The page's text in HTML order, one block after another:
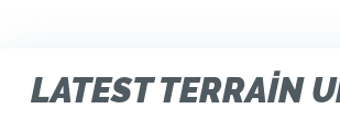
İLETIŞIM
LATEST TERRAIN